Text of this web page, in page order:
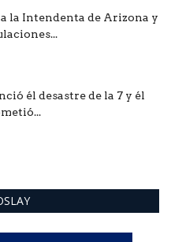
la Intendenta de Arizona y
él desastre de la 7 y él